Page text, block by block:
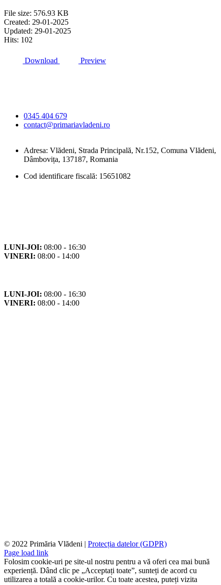
File size: 576.93 KB
Created: 29-01-2025
Updated: 29-01-2025
Hits: 102
Download Preview
0345 404 679
contact@primariavladeni.ro
Adresa: Vlădeni, Strada Principală, Nr.152, Comuna Vlădeni,
Dâmbovița, 137187, Romania
Cod identificare fiscală: 15651082
LUNI-JOI: 08:00 - 16:30
VINERI: 08:00 - 14:00
LUNI-JOI: 08:00 - 16:30
VINERI: 08:00 - 14:00
© 2022 Primăria Vlădeni | Protecția datelor (GDPR)
Page load link
Folosim cookie-uri pe site-ul nostru pentru a vă oferi cea mai bună
experiență. Dând clic pe „Acceptați toate”, sunteți de acord cu
utilizarea a totală a cookie-urilor. Cu toate acestea, puteți vizita